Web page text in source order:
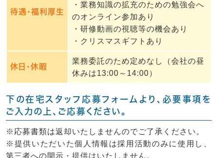
待遇・福利厚生
・業務知識の拡充のための勉強会へ
のオンライン参加あり
・研修動画の視聴等の機会あり
・クリスマスギフトあり
休日・休暇
業務委託のため定めなし（会社の昼
休みは13:00～14:00）
下の在宅スタッフ応募フォームより、必要事項を
ご入力の上、ご応募ください。
※応募書類は返却いたしませんのでご了承ください。
※提供いただいた個人情報は採用活動のみに使用し、
第三者への開示・提供はいたしません。